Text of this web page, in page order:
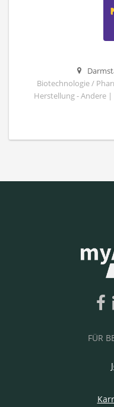
Biotechnologie /
Herstellung - Andere
FÜR